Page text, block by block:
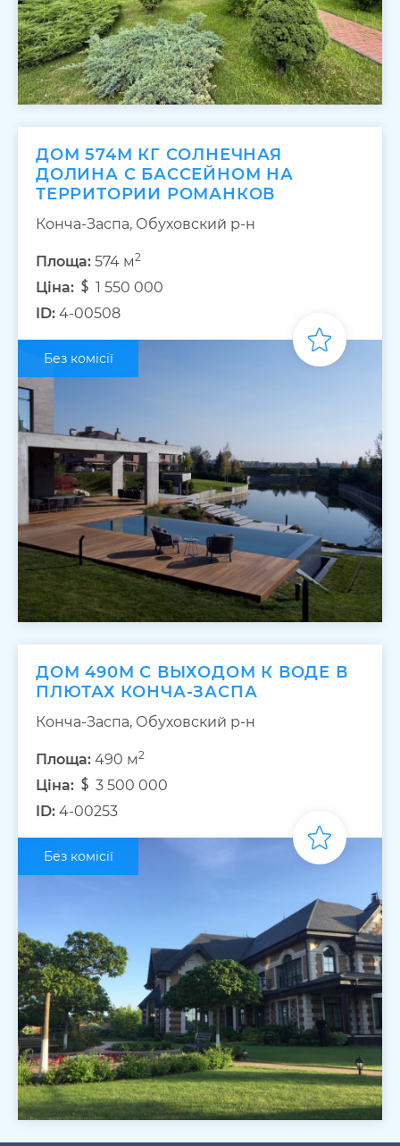
ДОМ 574М КГ СОЛНЕЧНАЯ
ДОЛИНА С БАССЕЙНОМ НА
ТЕРРИТОРИИ РОМАНКОВ
Конча-Заспа, Обуховский р-н
Площа: 574 м2
Ціна:
1 550 000
ID: 4-00508
Без комісії
ДОМ 490М С ВЫХОДОМ К ВОДЕ В
ПЛЮТАХ КОНЧА-ЗАСПА
Конча-Заспа, Обуховский р-н
Площа: 490 м2
Ціна:
3 500 000
ID: 4-00253
Без комісії